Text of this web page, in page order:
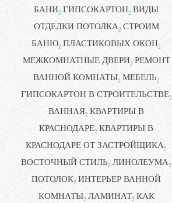
БАНИ2 ГИПСОКАРТОН2 ВИДЫ
ОТДЕЛКИ ПОТОЛКА2 СТРОИМ
БАНЮ2 ПЛАСТИКОВЫХ ОКОН2
МЕЖКОМНАТНЫЕ ДВЕРИ2 РЕМОНТ
ВАННОЙ КОМНАТЫ2 МЕБЕЛЬ2
ГИПСОКАРТОН В СТРОИТЕЛЬСТВЕ2
ВАННАЯ2 КВАРТИРЫ В
КРАСНОДАРЕ2 КВАРТИРЫ В
КРАСНОДАРЕ ОТ ЗАСТРОЙЩИКА2
ВОСТОЧНЫЙ СТИЛЬ2 ЛИНОЛЕУМА2
ПОТОЛОК2 ИНТЕРЬЕР ВАННОЙ
КОМНАТЫ2 ЛАМИНАТ2 КАК